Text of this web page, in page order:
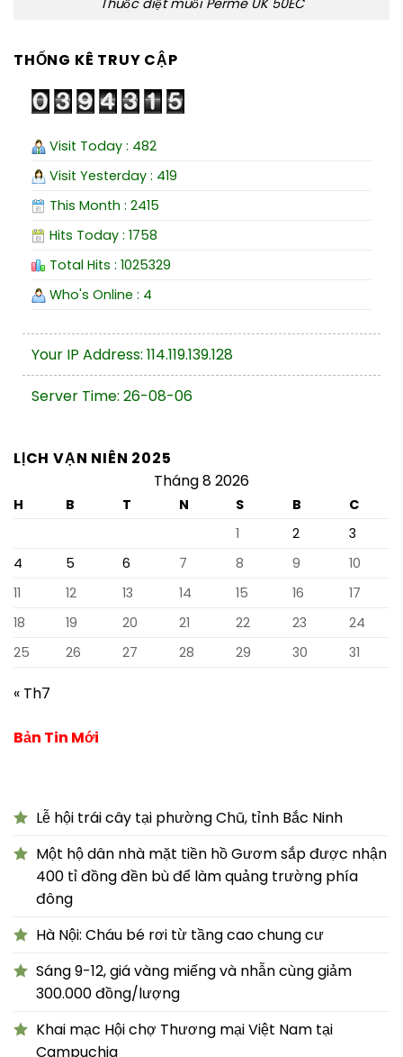
Thuốc diệt muỗi Perme UK 50EC
THỐNG KÊ TRUY CẬP
Visit Today : 482
Visit Yesterday : 419
This Month : 2415
Hits Today : 1758
Total Hits : 1025329
Who's Online : 4
Your IP Address: 114.119.139.128
Server Time: 26-08-06
LỊCH VẠN NIÊN 2025
Tháng 8 2026
H B T N S B
C
1
2
3
4
5 6 7 8 9
10
11
12 13 14 15 16
17
18
19 20 21 22 23
24
25
26 27 28 29 30 31
« Th7
Bản Tin Mới
Lễ hội trái cây tại phường Chũ, tỉnh Bắc Ninh
Một hộ dân nhà mặt tiền hồ Gươm sắp được nhận
400 tỉ đồng đền bù để làm quảng trường phía
đông
Hà Nội: Cháu bé rơi từ tầng cao chung cư
Sáng 9-12, giá vàng miếng và nhẫn cùng giảm
300.000 đồng/lượng
Khai mạc Hội chợ Thương mại Việt Nam tại
Campuchia